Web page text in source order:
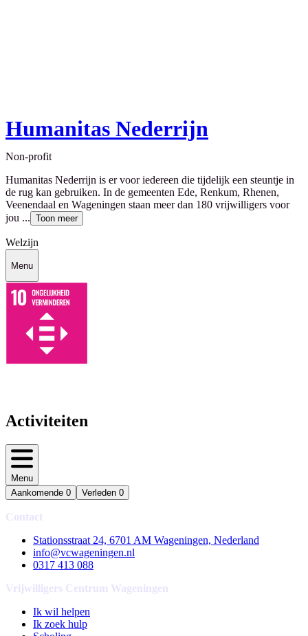
Humanitas Nederrijn
Non-profit
Humanitas Nederrijn is er voor iedereen die tijdelijk een steuntje in
de rug kan gebruiken. In de gemeenten Ede, Renkum, Rhenen,
Veenendaal en Wageningen staan meer dan 180 vrijwilligers voor
jou ... Toon meer
Welzijn
Menu
Activiteiten
Menu
Aankomende 0 Verleden 0
Contact
Stationsstraat 24, 6701 AM Wageningen, Nederland
info@vcwageningen.nl
0317 413 088
Vrijwilligers Centrum Wageningen
Ik wil helpen
Ik zoek hulp